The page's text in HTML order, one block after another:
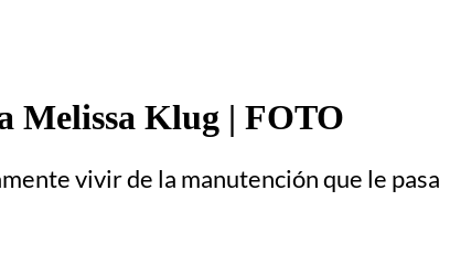
Melissa Klug | FOTO
vivir de la manutención que le pasa